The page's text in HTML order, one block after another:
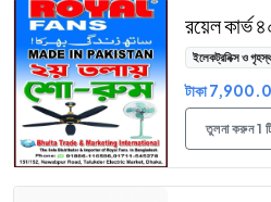
রয়েল কার্ভ
ইলেকট্রনিক্স ও
টাকা
তুলনা করুন 1